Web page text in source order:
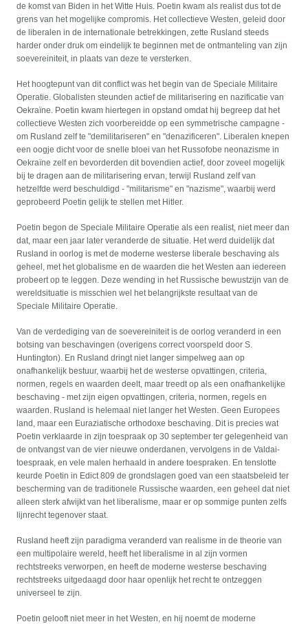
de komst van Biden in het Witte Huis. Poetin kwam als realist dus tot de
grens van het mogelijke compromis. Het collectieve Westen, geleid door
de liberalen in de internationale betrekkingen, zette Rusland steeds
harder onder druk om eindelijk te beginnen met de ontmanteling van zijn
soevereiniteit, in plaats van deze te versterken.
Het hoogtepunt van dit conflict was het begin van de Speciale Militaire
Operatie. Globalisten steunden actief de militarisering en nazificatie van
Oekraïne. Poetin kwam hiertegen in opstand omdat hij begreep dat het
collectieve Westen zich voorbereidde op een symmetrische campagne -
om Rusland zelf te "demilitariseren" en "denazificeren". Liberalen knepen
een oogje dicht voor de snelle bloei van het Russofobe neonazisme in
Oekraïne zelf en bevorderden dit bovendien actief, door zoveel mogelijk
bij te dragen aan de militarisering ervan, terwijl Rusland zelf van
hetzelfde werd beschuldigd - "militarisme" en "nazisme", waarbij werd
geprobeerd Poetin gelijk te stellen met Hitler.
Poetin begon de Speciale Militaire Operatie als een realist, niet meer dan
dat, maar een jaar later veranderde de situatie. Het werd duidelijk dat
Rusland in oorlog is met de moderne westerse liberale beschaving als
geheel, met het globalisme en de waarden die het Westen aan iedereen
probeert op te leggen. Deze wending in het Russische bewustzijn van de
wereldsituatie is misschien wel het belangrijkste resultaat van de
Speciale Militaire Operatie.
Van de verdediging van de soevereiniteit is de oorlog veranderd in een
botsing van beschavingen (overigens correct voorspeld door S.
Huntington). En Rusland dringt niet langer simpelweg aan op
onafhankelijk bestuur, waarbij het de westerse opvattingen, criteria,
normen, regels en waarden deelt, maar treedt op als een onafhankelijke
beschaving - met zijn eigen opvattingen, criteria, normen, regels en
waarden. Rusland is helemaal niet langer het Westen. Geen Europees
land, maar een Euraziatische orthodoxe beschaving. Dit is precies wat
Poetin verklaarde in zijn toespraak op 30 september ter gelegenheid van
de ontvangst van de vier nieuwe onderdanen, vervolgens in de Valdai-
toespraak, en vele malen herhaald in andere toespraken. En tenslotte
keurde Poetin in Edict 809 de grondslagen goed van een staatsbeleid ter
bescherming van de traditionele Russische waarden, een geheel dat niet
alleen sterk afwijkt van het liberalisme, maar er op sommige punten zelfs
lijnrecht tegenover staat.
Rusland heeft zijn paradigma veranderd van realisme in de theorie van
een multipolaire wereld, heeft het liberalisme in al zijn vormen
rechtstreeks verworpen, en heeft de moderne westerse beschaving
rechtstreeks uitgedaagd door haar openlijk het recht te ontzeggen
universeel te zijn.
Poetin gelooft niet meer in het Westen, en hij noemt de moderne